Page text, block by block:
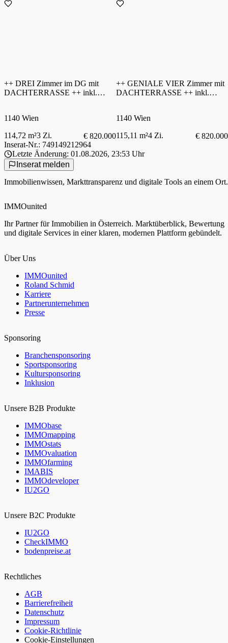
++ DREI Zimmer im DG mit
DACHTERRASSE ++ inkl.
1140 Wien
114,72 m²3 Zi. € 820.000
++ GENIALE VIER Zimmer mit
DACHTERRASSE ++ inkl.
1140 Wien
115,11 m²4 Zi.
€ 820.000
Inserat-Nr.: 749149212964
Letzte Änderung: 01.08.2026, 23:53 Uhr
Inserat melden
Immobilienwissen, Markttransparenz und digitale Tools an einem Ort.
IMMOunited
Ihr Partner für Immobilien in Österreich. Marktüberblick, Bewertung
und digitale Services in einer klaren, modernen Plattform gebündelt.
Über Uns
IMMOunited
Roland Schmid
Karriere
Partnerunternehmen
Presse
Sponsoring
Branchensponsoring
Sportsponsoring
Kultursponsoring
Inklusion
Unsere B2B Produkte
IMMObase
IMMOmapping
IMMOstats
IMMOvaluation
IMMOfarming
IMABIS
IMMOdeveloper
IU2GO
Unsere B2C Produkte
IU2GO
CheckIMMO
bodenpreise.at
Rechtliches
AGB
Barrierefreiheit
Datenschutz
Impressum
Cookie-Richtlinie
Cookie-Einstellungen